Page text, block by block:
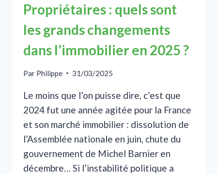
Propriétaires : quels sont
les grands changements
dans l’immobilier en 2025 ?
Par Philippe 31/03/2025
Le moins que l’on puisse dire, c’est que
2024 fut une année agitée pour la France
et son marché immobilier : dissolution de
l’Assemblée nationale en juin, chute du
gouvernement de Michel Barnier en
décembre… Si l’instabilité politique a